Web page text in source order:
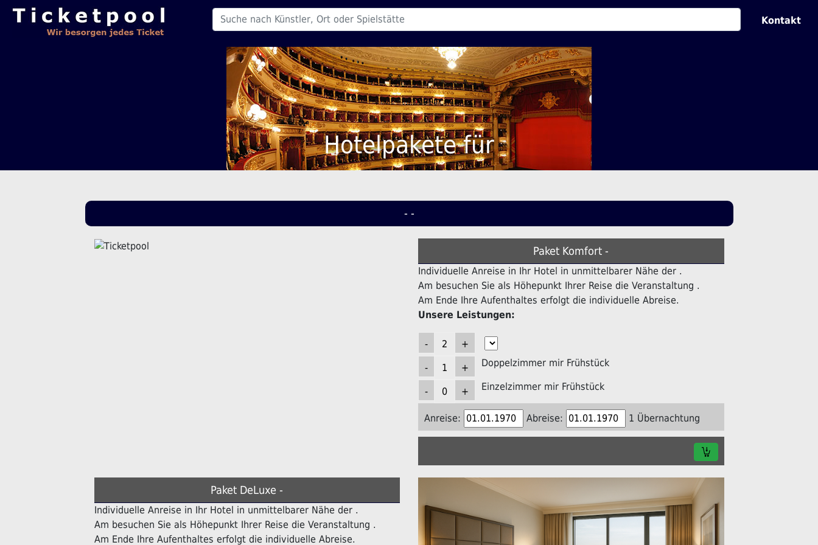
Kontakt
Hotelpakete für
- -
Paket Komfort -
Individuelle Anreise in Ihr Hotel in unmittelbarer Nähe der .
Am besuchen Sie als Höhepunkt Ihrer Reise die Veranstaltung .
Am Ende Ihre Aufenthaltes erfolgt die individuelle Abreise.
Unsere Leistungen:
Doppelzimmer mir Frühstück
Einzelzimmer mir Frühstück
Anreise: Abreise: 1 Übernachtung
Paket DeLuxe -
Individuelle Anreise in Ihr Hotel in unmittelbarer Nähe der .
Am besuchen Sie als Höhepunkt Ihrer Reise die Veranstaltung .
Am Ende Ihre Aufenthaltes erfolgt die individuelle Abreise.